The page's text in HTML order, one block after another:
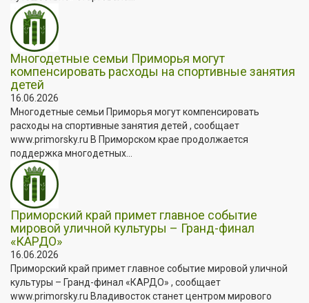
Многодетные семьи Приморья могут
компенсировать расходы на спортивные занятия
детей
16.06.2026
Многодетные семьи Приморья могут компенсировать
расходы на спортивные занятия детей , сообщает
www.primorsky.ru В Приморском крае продолжается
поддержка многодетных...
Приморский край примет главное событие
мировой уличной культуры – Гранд-финал
«КАРДО»
16.06.2026
Приморский край примет главное событие мировой уличной
культуры – Гранд-финал «КАРДО» , сообщает
www.primorsky.ru Владивосток станет центром мирового